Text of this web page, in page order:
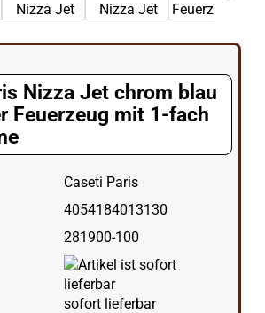
Nizza Jet chrom blau
Feuerzeug mit 1-fach
Caseti Paris
4054184013130
281900-100
sofort lieferbar